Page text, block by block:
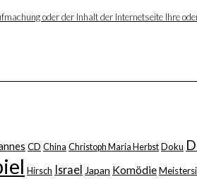
oder der Inhalt der Internetseite Ihre
CD China Christoph Maria HerbstDoku
Hirsch Israel Japan Komödie